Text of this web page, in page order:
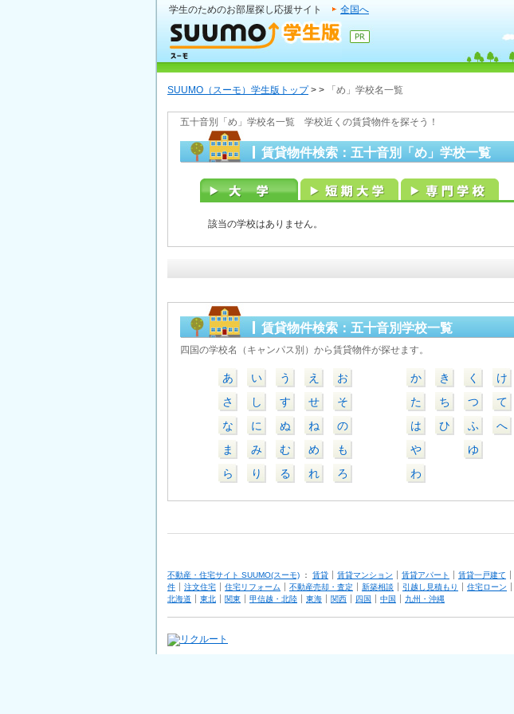
学生のためのお部屋探し応援サイト 全国へ
SUUMO（スーモ）学生版トップ> > 「め」学校名一覧
五十音別「め」学校名一覧 学校近くの賃貸物件を探そう！
賃貸物件検索：五十音別「め」学校一覧
該当の学校はありません。
賃貸物件検索：五十音別学校一覧
四国の学校名（キャンパス別）から賃貸物件が探せます。
あ い う え
お
さ
し す せ
そ
な
に ぬ ね
の
ま
み む め
も
ら
り る れ ろ
か き く け
た
ち つ て
は
ひ ふ へ
や
ゆ
わ
不動産・住宅サイト SUUMO(スーモ) ： 賃貸 賃貸マンション 賃貸アパート 賃貸一戸建て
件
注文住宅 住宅リフォーム 不動産売却・査定 新築相談 引越し見積もり 住宅ローン
北海道
東北 関東 甲信越・北陸 東海 関西 四国 中国 九州・沖縄